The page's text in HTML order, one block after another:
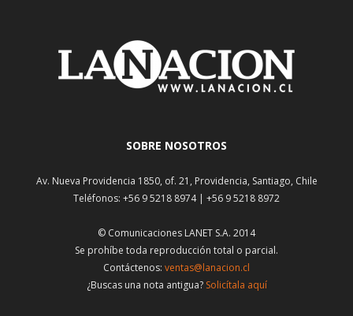
SOBRE NOSOTROS
Av. Nueva Providencia 1850, of. 21, Providencia, Santiago, Chile
Teléfonos: +56 9 5218 8974 | +56 9 5218 8972
© Comunicaciones LANET S.A. 2014
Se prohíbe toda reproducción total o parcial.
Contáctenos: ventas@lanacion.cl
¿Buscas una nota antigua? Solicítala aquí